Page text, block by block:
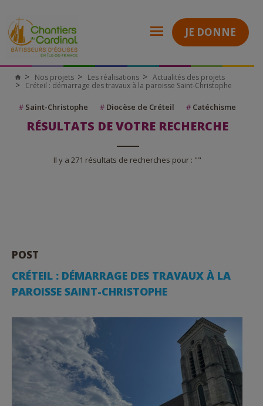
JE DONNE
Nos projets Les réalisations
Actualités des projets
Créteil : démarrage des travaux à la paroisse Saint-Christophe
#Saint-Christophe #Diocèse de Créteil #Catéchisme
RÉSULTATS DE VOTRE RECHERCHE
Il y a 271 résultats de recherches pour : ""
POST
CRÉTEIL : DÉMARRAGE DES TRAVAUX À LA
PAROISSE SAINT-CHRISTOPHE